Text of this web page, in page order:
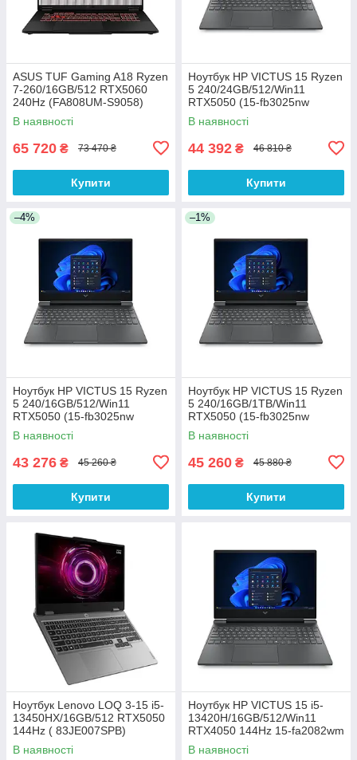
ASUS TUF Gaming A18 Ryzen
7-260/16GB/512 RTX5060
240Hz (FA808UM-S9058)
В наявності
65 720 ₴ 73 470 ₴
Купити
Ноутбук HP VICTUS 15 Ryzen
5 240/24GB/512/Win11
RTX5050 (15-fb3025nw
(C38YWEA))
В наявності
44 392 ₴ 46 810 ₴
Купити
–4%
Ноутбук HP VICTUS 15 Ryzen
5 240/16GB/512/Win11
RTX5050 (15-fb3025nw
(C38YWEA))
В наявності
43 276 ₴ 45 260 ₴
Купити
–1%
Ноутбук HP VICTUS 15 Ryzen
5 240/16GB/1TB/Win11
RTX5050 (15-fb3025nw
(C38YWEA))
В наявності
45 260 ₴ 45 880 ₴
Купити
Ноутбук Lenovo LOQ 3-15 i5-
13450HX/16GB/512 RTX5050
144Hz ( 83JE007SPB)
В наявності
Ноутбук HP VICTUS 15 i5-
13420H/16GB/512/Win11
RTX4050 144Hz 15-fa2082wm
(B5EQ3UA)
В наявності